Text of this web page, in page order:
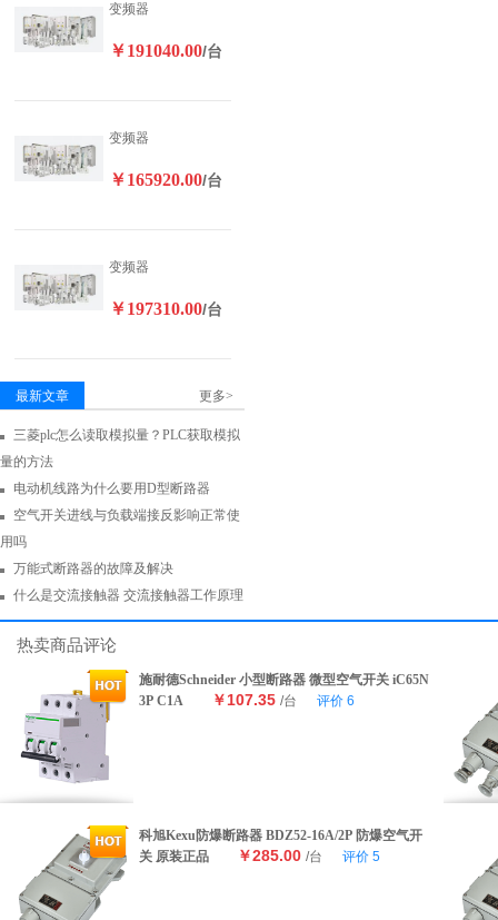
变频器
￥191040.00/台
变频器
￥165920.00/台
变频器
￥197310.00/台
最新文章 更多>
三菱plc怎么读取模拟量？PLC获取模拟
量的方法
电动机线路为什么要用D型断路器
空气开关进线与负载端接反影响正常使
用吗
万能式断路器的故障及解决
什么是交流接触器 交流接触器工作原理
热卖商品评论
施耐德Schneider 小型断路器 微型空气开关 iC65N
3P C1A
￥107.35 /台 评价 6
科旭Kexu防爆断路器 BDZ52-16A/2P 防爆空气开
关 原装正品
￥285.00 /台 评价 5